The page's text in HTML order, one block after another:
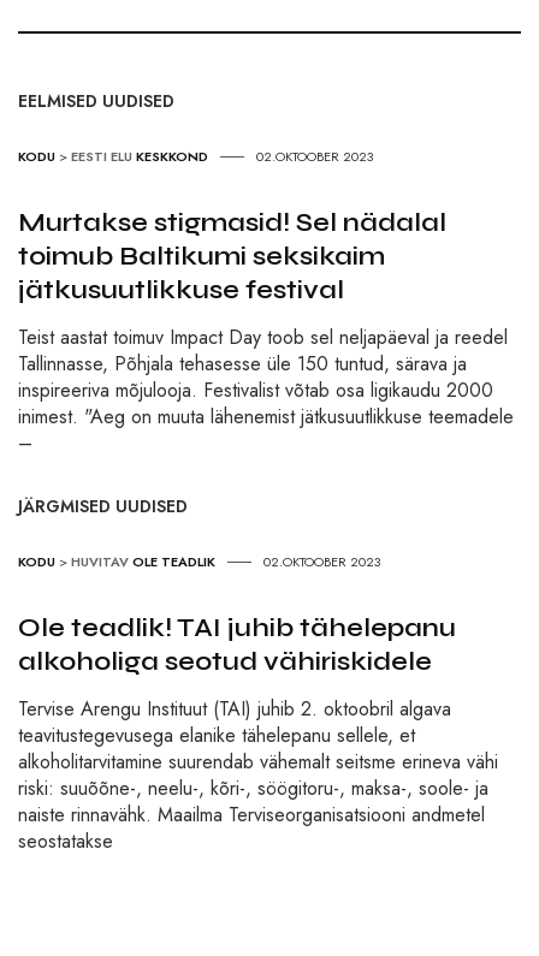
EELMISED UUDISED
KODU >EESTI ELU KESKKOND 02.OKTOOBER 2023
Murtakse stigmasid! Sel nädalal
toimub Baltikumi seksikaim
jätkusuutlikkuse festival
Teist aastat toimuv Impact Day toob sel neljapäeval ja reedel
Tallinnasse, Põhjala tehasesse üle 150 tuntud, särava ja
inspireeriva mõjulooja. Festivalist võtab osa ligikaudu 2000
inimest. "Aeg on muuta lähenemist jätkusuutlikkuse teemadele
–
JÄRGMISED UUDISED
KODU >HUVITAVOLE TEADLIK 02.OKTOOBER 2023
Ole teadlik! TAI juhib tähelepanu
alkoholiga seotud vähiriskidele
Tervise Arengu Instituut (TAI) juhib 2. oktoobril algava
teavitustegevusega elanike tähelepanu sellele, et
alkoholitarvitamine suurendab vähemalt seitsme erineva vähi
riski: suuõõne-, neelu-, kõri-, söögitoru-, maksa-, soole- ja
naiste rinnavähk. Maailma Terviseorganisatsiooni andmetel
seostatakse